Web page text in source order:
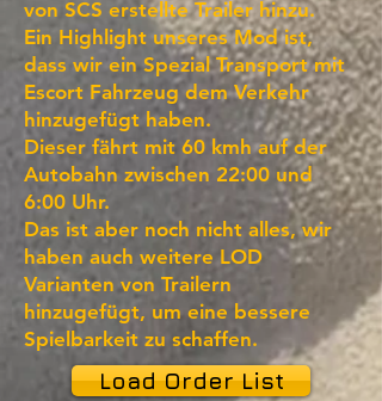
von SCS erstellte Trailer hinzu.
Ein Highlight unseres Mod ist,
dass wir ein Spezial Transport mit
Escort Fahrzeug dem Verkehr
hinzugefügt haben.
Dieser fährt mit 60 kmh auf der
Autobahn zwischen 22:00 und
6:00 Uhr.
Das ist aber noch nicht alles, wir
haben auch weitere LOD
Varianten von Trailern
hinzugefügt, um eine bessere
Spielbarkeit zu schaffen.
Load Order List